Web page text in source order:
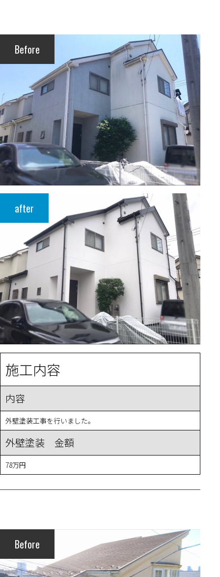
Before
after
施工内容
内容
外壁塗装工事を行いました。
外壁塗装 金額
78万円
Before